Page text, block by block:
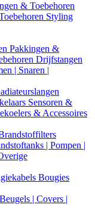
& Toebehoren
Styling
Pakkingen &
Drijfstangen
| Snaren |
Sensoren &
& Accessoires
| Pompen |
Bougies
Beugels | Covers |